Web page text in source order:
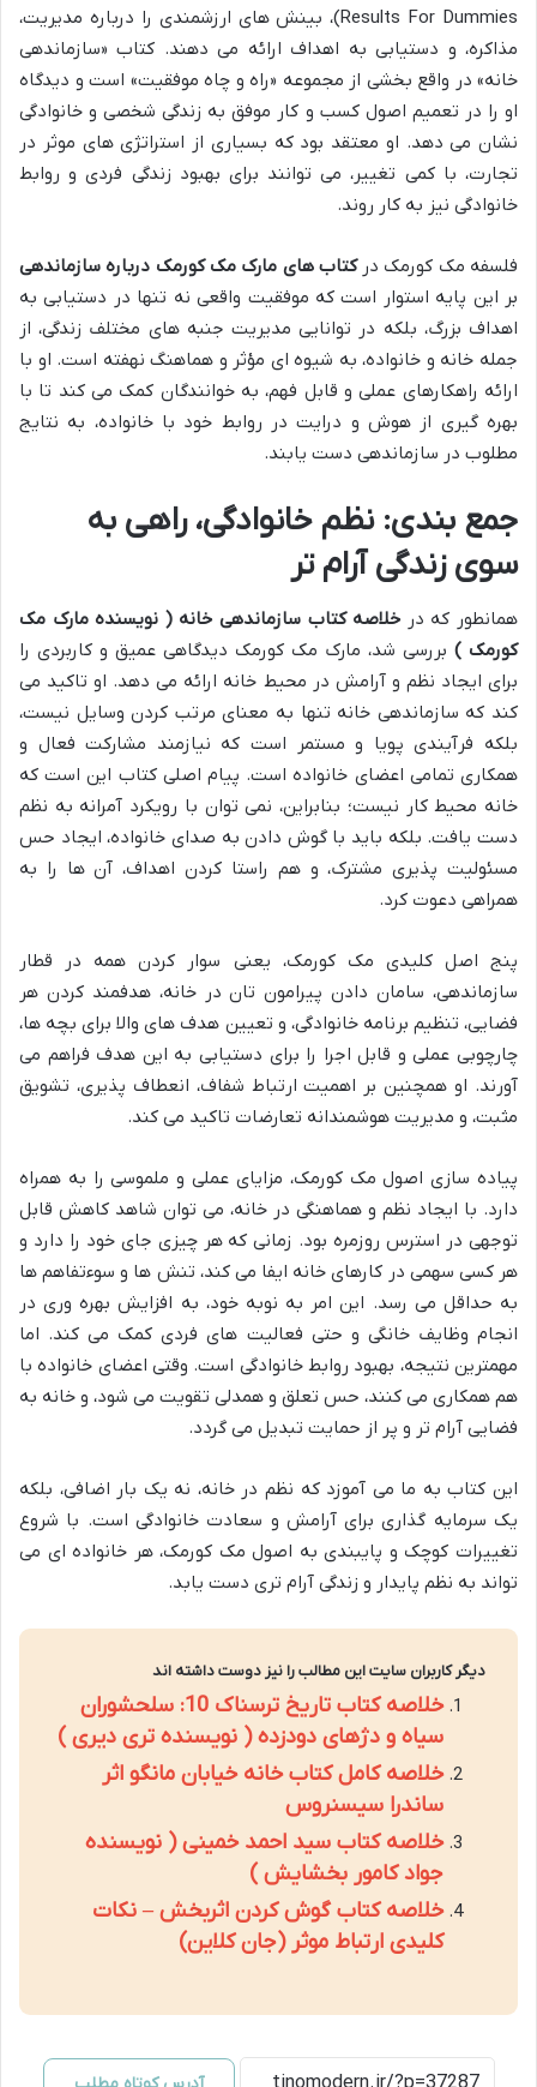
Results For Dummies)، بینش های ارزشمندی را درباره مدیریت،
مذاکره، و دستیابی به اهداف ارائه می دهند. کتاب «سازماندهی
خانه» در واقع بخشی از مجموعه «راه و چاه موفقیت» است و دیدگاه
او را در تعمیم اصول کسب و کار موفق به زندگی شخصی و خانوادگی
نشان می دهد. او معتقد بود که بسیاری از استراتژی های موثر در
تجارت، با کمی تغییر، می توانند برای بهبود زندگی فردی و روابط
خانوادگی نیز به کار روند.
فلسفه مک کورمک درکتاب های مارک مک کورمک درباره سازماندهی
بر این پایه استوار است که موفقیت واقعی نه تنها در دستیابی به
اهداف بزرگ، بلکه در توانایی مدیریت جنبه های مختلف زندگی، از
جمله خانه و خانواده، به شیوه ای مؤثر و هماهنگ نهفته است. او با
ارائه راهکارهای عملی و قابل فهم، به خوانندگان کمک می کند تا با
بهره گیری از هوش و درایت در روابط خود با خانواده، به نتایج
مطلوب در سازماندهی دست یابند.
جمع بندی: نظم خانوادگی، راهی به
سوی زندگی آرام تر
همانطور که در خلاصه کتاب سازماندهی خانه ( نویسنده مارک مک
کورمک ) بررسی شد، مارک مک کورمک دیدگاهی عمیق و کاربردی را
برای ایجاد نظم و آرامش در محیط خانه ارائه می دهد. او تاکید می
کند که سازماندهی خانه تنها به معنای مرتب کردن وسایل نیست،
بلکه فرآیندی پویا و مستمر است که نیازمند مشارکت فعال و
همکاری تمامی اعضای خانواده است. پیام اصلی کتاب این است که
خانه محیط کار نیست؛ بنابراین، نمی توان با رویکرد آمرانه به نظم
دست یافت. بلکه باید با گوش دادن به صدای خانواده، ایجاد حس
مسئولیت پذیری مشترک، و هم راستا کردن اهداف، آن ها را به
همراهی دعوت کرد.
پنج اصل کلیدی مک کورمک، یعنی سوار کردن همه در قطار
سازماندهی، سامان دادن پیرامون تان در خانه، هدفمند کردن هر
فضایی، تنظیم برنامه خانوادگی، و تعیین هدف های والا برای بچه ها،
چارچوبی عملی و قابل اجرا را برای دستیابی به این هدف فراهم می
آورند. او همچنین بر اهمیت ارتباط شفاف، انعطاف پذیری، تشویق
مثبت، و مدیریت هوشمندانه تعارضات تاکید می کند.
پیاده سازی اصول مک کورمک، مزایای عملی و ملموسی را به همراه
دارد. با ایجاد نظم و هماهنگی در خانه، می توان شاهد کاهش قابل
توجهی در استرس روزمره بود. زمانی که هر چیزی جای خود را دارد و
هر کسی سهمی در کارهای خانه ایفا می کند، تنش ها و سوءتفاهم ها
به حداقل می رسد. این امر به نوبه خود، به افزایش بهره وری در
انجام وظایف خانگی و حتی فعالیت های فردی کمک می کند. اما
مهمترین نتیجه، بهبود روابط خانوادگی است. وقتی اعضای خانواده با
هم همکاری می کنند، حس تعلق و همدلی تقویت می شود، و خانه به
فضایی آرام تر و پر از حمایت تبدیل می گردد.
این کتاب به ما می آموزد که نظم در خانه، نه یک بار اضافی، بلکه
یک سرمایه گذاری برای آرامش و سعادت خانوادگی است. با شروع
تغییرات کوچک و پایبندی به اصول مک کورمک، هر خانواده ای می
تواند به نظم پایدار و زندگی آرام تری دست یابد.
دیگر کاربران سایت این مطالب را نیز دوست داشته اند
خلاصه کتاب تاریخ ترسناک 10: سلحشوران
سیاه و دژهای دودزده ( نویسنده تری دیری )
خلاصه کامل کتاب خانه خیابان مانگو اثر
ساندرا سیسنروس
خلاصه کتاب سید احمد خمینی ( نویسنده
جواد کامور بخشایش )
خلاصه کتاب گوش کردن اثربخش – نکات
کلیدی ارتباط موثر (جان کلاین)